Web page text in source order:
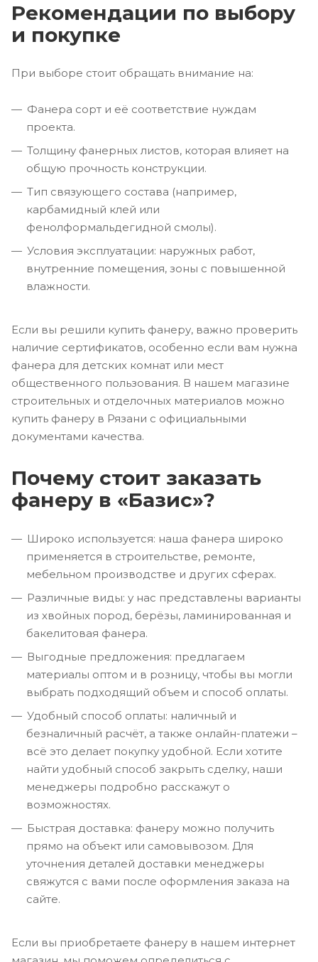
Рекомендации по выбору
и покупке
При выборе стоит обращать внимание на:
Фанера сорт и её соответствие нуждам
проекта.
Толщину фанерных листов, которая влияет на
общую прочность конструкции.
Тип связующего состава (например,
карбамидный клей или
фенолформальдегидной смолы).
Условия эксплуатации: наружных работ,
внутренние помещения, зоны с повышенной
влажности.
Если вы решили купить фанеру, важно проверить
наличие сертификатов, особенно если вам нужна
фанера для детских комнат или мест
общественного пользования. В нашем магазине
строительных и отделочных материалов можно
купить фанеру в Рязани с официальными
документами качества.
Почему стоит заказать
фанеру в «Базис»?
Широко используется: наша фанера широко
применяется в строительстве, ремонте,
мебельном производстве и других сферах.
Различные виды: у нас представлены варианты
из хвойных пород, берёзы, ламинированная и
бакелитовая фанера.
Выгодные предложения: предлагаем
материалы оптом и в розницу, чтобы вы могли
выбрать подходящий объем и способ оплаты.
Удобный способ оплаты: наличный и
безналичный расчёт, а также онлайн-платежи –
всё это делает покупку удобной. Если хотите
найти удобный способ закрыть сделку, наши
менеджеры подробно расскажут о
возможностях.
Быстрая доставка: фанеру можно получить
прямо на объект или самовывозом. Для
уточнения деталей доставки менеджеры
свяжутся с вами после оформления заказа на
сайте.
Если вы приобретаете фанеру в нашем интернет